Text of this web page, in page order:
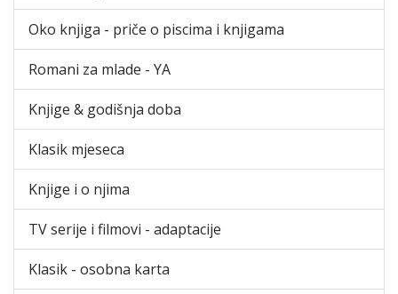
Oko knjiga - priče o piscima i knjigama
Romani za mlade - YA
Knjige & godišnja doba
Klasik mjeseca
Knjige i o njima
TV serije i filmovi - adaptacije
Klasik - osobna karta